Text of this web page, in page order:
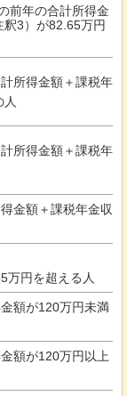
前年の合計所得金
3）が82.65万円
所得金額＋課税年
所得金額＋課税年
金額＋課税年金収
万円を超える人
額が120万円未満
額が120万円以上